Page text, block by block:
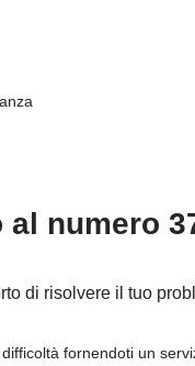
numero
di risolvere il tuo
fornendoti un